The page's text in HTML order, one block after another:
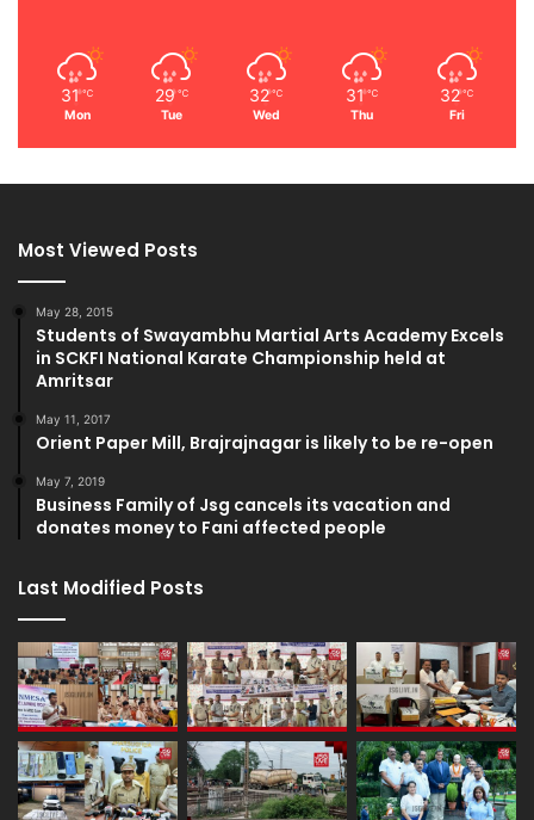
31 ℃
Mon
29 ℃
Tue
32 ℃
Wed
31 ℃
Thu
32 ℃
Fri
Most Viewed Posts
May 28, 2015
Students of Swayambhu Martial Arts Academy Excels
in SCKFI National Karate Championship held at
Amritsar
May 11, 2017
Orient Paper Mill, Brajrajnagar is likely to be re-open
May 7, 2019
Business Family of Jsg cancels its vacation and
donates money to Fani affected people
Last Modified Posts